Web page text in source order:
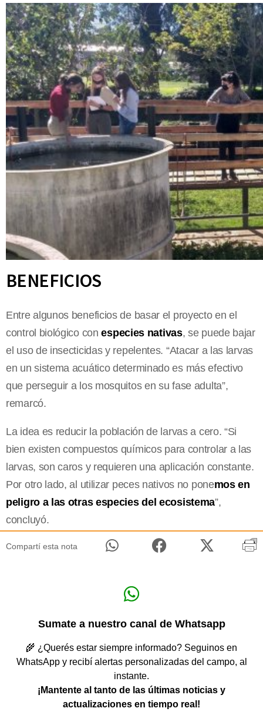
BENEFICIOS
Entre algunos beneficios de basar el proyecto en el
control biológico conespecies nativas, se puede bajar
el uso de insecticidas y repelentes. “Atacar a las larvas
en un sistema acuático determinado es más efectivo
que perseguir a los mosquitos en su fase adulta”,
remarcó.
La idea es reducir la población de larvas a cero. “Si
bien existen compuestos químicos para controlar a las
larvas, son caros y requieren una aplicación constante.
Por otro lado, al utilizar peces nativos no ponemos en
peligro a las otras especies del ecosistema”,
concluyó.
Compartí esta nota
Sumate a nuestro canal de Whatsapp
🌾 ¿Querés estar siempre informado? Seguinos en
WhatsApp y recibí alertas personalizadas del campo, al
instante.
¡Mantente al tanto de las últimas noticias y
actualizaciones en tiempo real!